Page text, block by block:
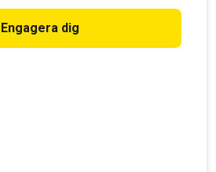
Engagera dig